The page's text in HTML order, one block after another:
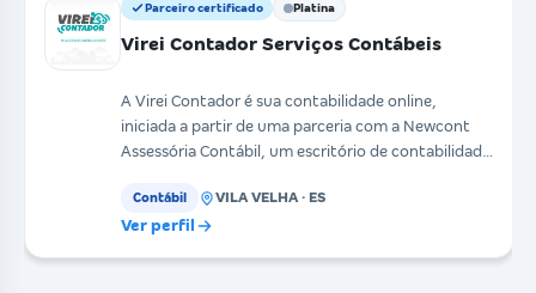
Parceiro certificado Platina
Virei Contador Serviços Contábeis
A Virei Contador é sua contabilidade online,
iniciada a partir de uma parceria com a Newcont
Assessória Contábil, um escritório de contabilidade
Contábil VILA VELHA · ES
Ver perfil